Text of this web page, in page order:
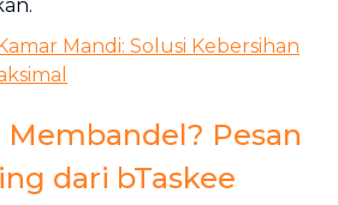
Mandi: Solusi Kebersihan
Membandel? Pesan
dari bTaskee